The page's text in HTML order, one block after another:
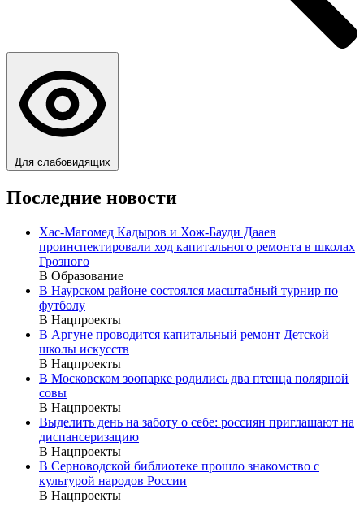
Для слабовидящих
Последние новости
Хас-Магомед Кадыров и Хож-Бауди Дааев
проинспектировали ход капитального ремонта в школах
Грозного
В Образование
В Наурском районе состоялся масштабный турнир по
футболу
В Нацпроекты
В Аргуне проводится капитальный ремонт Детской
школы искусств
В Нацпроекты
В Московском зоопарке родились два птенца полярной
совы
В Нацпроекты
Выделить день на заботу о себе: россиян приглашают на
диспансеризацию
В Нацпроекты
В Серноводской библиотеке прошло знакомство с
культурой народов России
В Нацпроекты